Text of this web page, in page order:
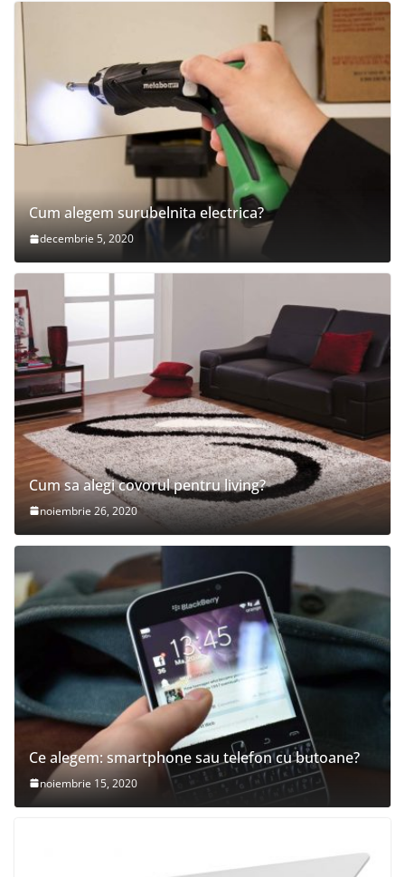
Cum alegem surubelnita electrica?
decembrie 5, 2020
Cum sa alegi covorul pentru living?
noiembrie 26, 2020
Ce alegem: smartphone sau telefon cu butoane?
noiembrie 15, 2020